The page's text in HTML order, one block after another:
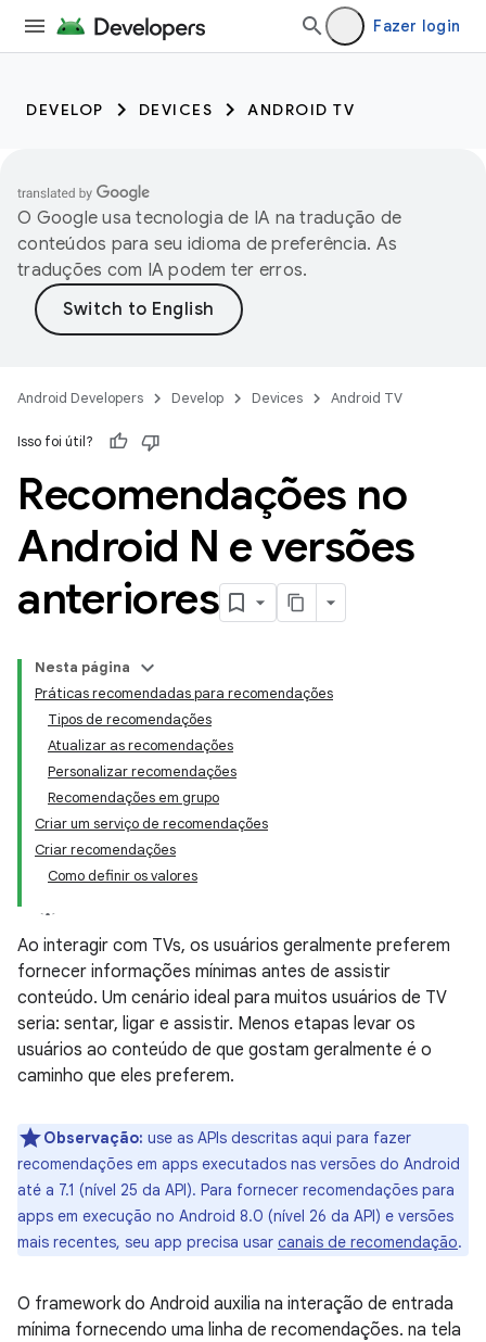
Fazer login
DEVELOP DEVICES ANDROID TV
O Google usa tecnologia de IA na tradução de
conteúdos para seu idioma de preferência. As
traduções com IA podem ter erros.
Android Developers Develop Devices Android TV
Isso foi útil?
Recomendações no
Android N e versões
anteriores
Nesta página
Práticas recomendadas para recomendações
Tipos de recomendações
Atualizar as recomendações
Personalizar recomendações
Recomendações em grupo
Criar um serviço de recomendações
Criar recomendações
Como definir os valores
Ao interagir com TVs, os usuários geralmente preferem
fornecer informações mínimas antes de assistir
conteúdo. Um cenário ideal para muitos usuários de TV
seria: sentar, ligar e assistir. Menos etapas levar os
usuários ao conteúdo de que gostam geralmente é o
caminho que eles preferem.
Observação: use as APIs descritas aqui para fazer
recomendações em apps executados nas versões do Android
até a 7.1 (nível 25 da API). Para fornecer recomendações para
apps em execução no Android 8.0 (nível 26 da API) e versões
mais recentes, seu app precisa usar canais de recomendação.
O framework do Android auxilia na interação de entrada
mínima fornecendo uma linha de recomendações. na tela